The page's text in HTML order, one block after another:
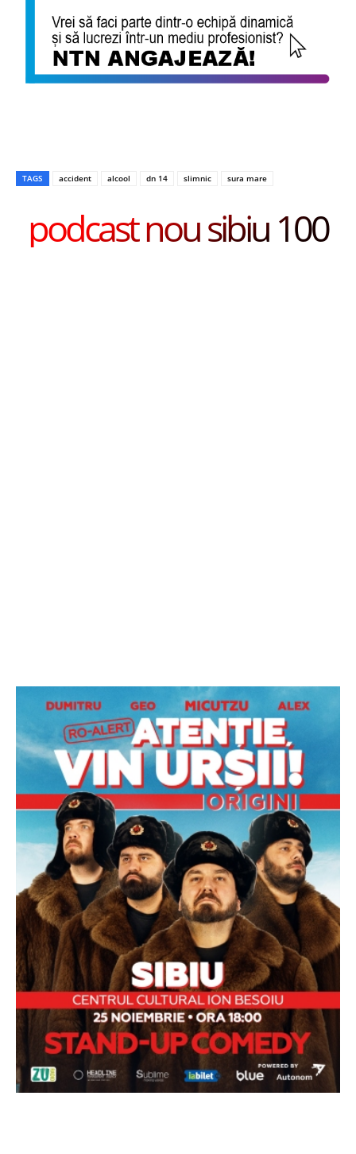
TAGS accident alcool dn 14 slimnic sura mare
podcast nou sibiu 100